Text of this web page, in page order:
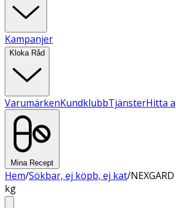
Kampanjer
Kloka Råd
VarumärkenKundklubbTjänsterHitta
Mina Recept
Hem/Sökbar, ej köpb, ej kat/
kg